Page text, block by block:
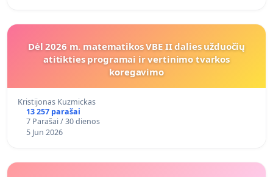
Dėl 2026 m. matematikos VBE II dalies užduočių
atitikties programai ir vertinimo tvarkos
koregavimo
Kristijonas Kuzmickas
13 257 parašai
7 Parašai / 30 dienos
5 Jun 2026